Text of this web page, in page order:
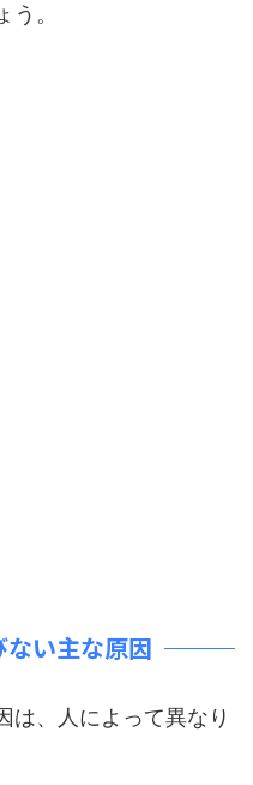
。
い主な原因
、人によって異なり